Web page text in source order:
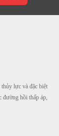
lực và đặc biệt
hồi thấp áp,